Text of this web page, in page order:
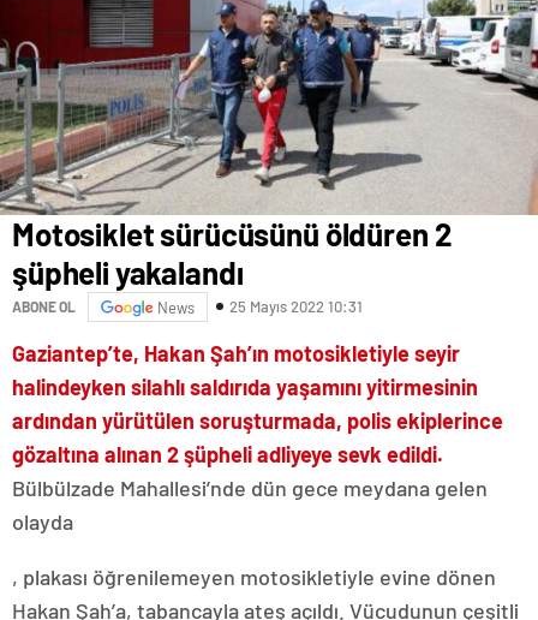
Motosiklet sürücüsünü öldüren 2
şüpheli yakalandı
ABONE OL News 25 Mayıs 2022 10:31
Gaziantep’te, Hakan Şah’ın motosikletiyle seyir
halindeyken silahlı saldırıda yaşamını yitirmesinin
ardından yürütülen soruşturmada, polis ekiplerince
gözaltına alınan 2 şüpheli adliyeye sevk edildi.
Bülbülzade Mahallesi’nde dün gece meydana gelen
olayda
cheap
kamagra
, plakası öğrenilemeyen motosikletiyle evine dönen
Hakan Şah’a, tabancayla ateş açıldı. Vücudunun çeşitli